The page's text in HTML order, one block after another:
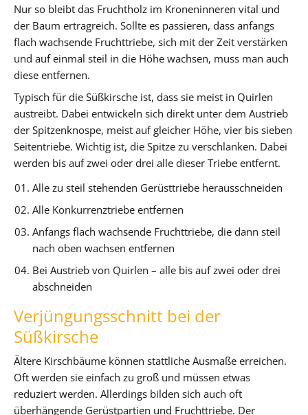
Nur so bleibt das Fruchtholz im Kroneninneren vital und
der Baum ertragreich. Sollte es passieren, dass anfangs
flach wachsende Fruchttriebe, sich mit der Zeit verstärken
und auf einmal steil in die Höhe wachsen, muss man auch
diese entfernen.
Typisch für die Süßkirsche ist, dass sie meist in Quirlen
austreibt. Dabei entwickeln sich direkt unter dem Austrieb
der Spitzenknospe, meist auf gleicher Höhe, vier bis sieben
Seitentriebe. Wichtig ist, die Spitze zu verschlanken. Dabei
werden bis auf zwei oder drei alle dieser Triebe entfernt.
Alle zu steil stehenden Gerüsttriebe herausschneiden
Alle Konkurrenztriebe entfernen
Anfangs flach wachsende Fruchttriebe, die dann steil
nach oben wachsen entfernen
Bei Austrieb von Quirlen – alle bis auf zwei oder drei
abschneiden
Verjüngungsschnitt bei der
Süßkirsche
Ältere Kirschbäume können stattliche Ausmaße erreichen.
Oft werden sie einfach zu groß und müssen etwas
reduziert werden. Allerdings bilden sich auch oft
überhängende Gerüstpartien und Fruchttriebe. Der